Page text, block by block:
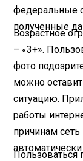
федеральные
полученные
Возрастное
– «3+».
фото
можно
ситуацию.
работы
причинам